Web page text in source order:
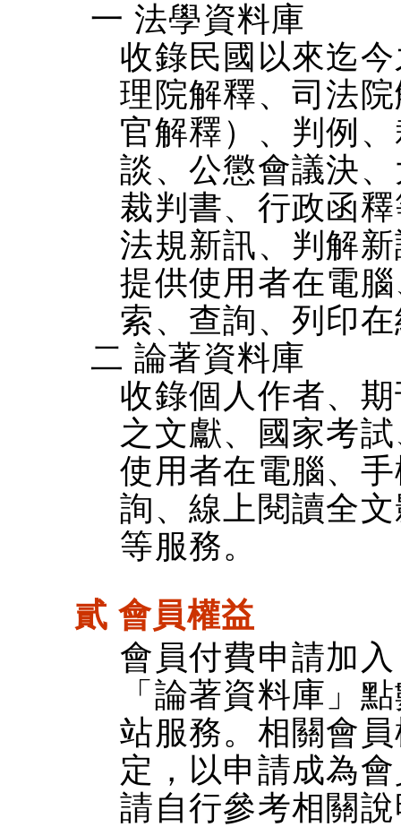
一 法學資料庫
收錄民國以來迄
理院解釋、司法
官解釋）、判例
談、公懲會議決
裁判書、行政函
法規新訊、判解
提供使用者在電
索、查詢、列印
二 論著資料庫
收錄個人作者、
之文獻、國家考
使用者在電腦、
詢、線上閱讀全
等服務。
貳 會員權益
會員付費申請加
「論著資料庫」
站服務。相關會
定，以申請成為
請自行參考相關